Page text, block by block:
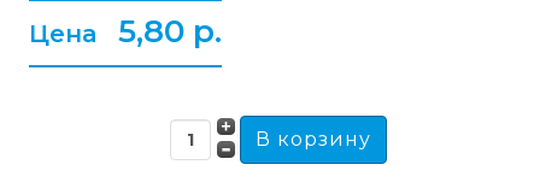
Цена 5,80 p.